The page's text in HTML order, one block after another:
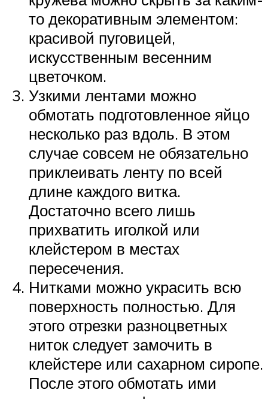
то декоративным элементом:
красивой пуговицей,
искусственным весенним
цветочком.
Узкими лентами можно
обмотать подготовленное яйцо
несколько раз вдоль. В этом
случае совсем не обязательно
приклеивать ленту по всей
длине каждого витка.
Достаточно всего лишь
прихватить иголкой или
клейстером в местах
пересечения.
Нитками можно украсить всю
поверхность полностью. Для
этого отрезки разноцветных
ниток следует замочить в
клейстере или сахарном сиропе.
После этого обмотать ими